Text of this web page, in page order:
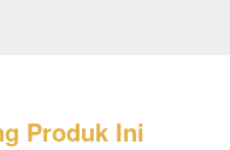
Produk Ini